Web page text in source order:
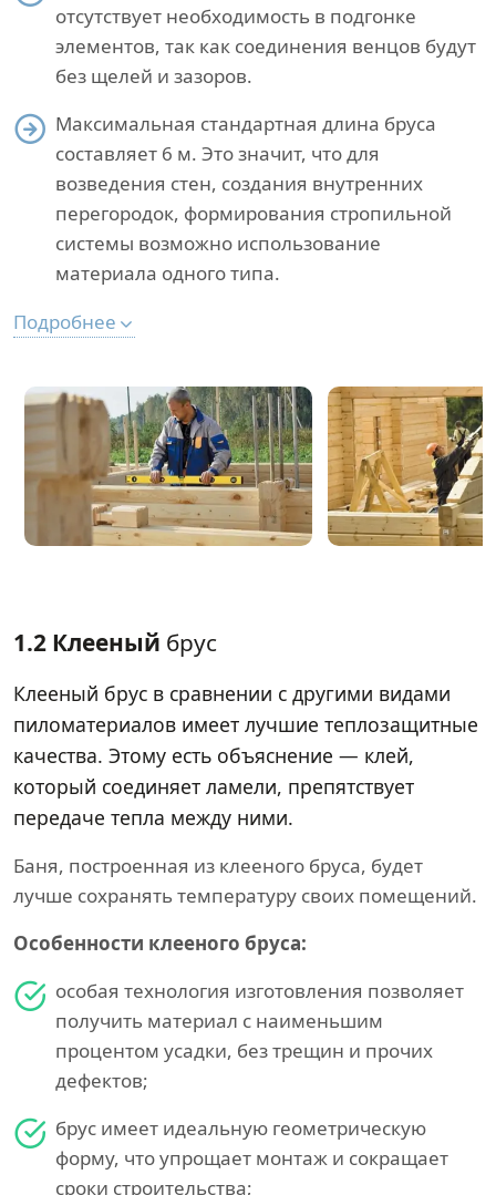
отсутствует необходимость в подгонке
элементов, так как соединения венцов будут
без щелей и зазоров.
Максимальная стандартная длина бруса
составляет 6 м. Это значит, что для
возведения стен, создания внутренних
перегородок, формирования стропильной
системы возможно использование
материала одного типа.
Подробнее
1.2 Клееный брус
Клееный брус в сравнении с другими видами
пиломатериалов имеет лучшие теплозащитные
качества. Этому есть объяснение — клей,
который соединяет ламели, препятствует
передаче тепла между ними.
Баня, построенная из клееного бруса, будет
лучше сохранять температуру своих помещений.
Особенности клееного бруса:
особая технология изготовления позволяет
получить материал с наименьшим
процентом усадки, без трещин и прочих
дефектов;
брус имеет идеальную геометрическую
форму, что упрощает монтаж и сокращает
сроки строительства;